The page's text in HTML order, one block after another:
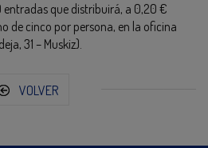
que distribuirá, a 0,20 €
de cinco por persona, en la oficina
31 – Muskiz).
VOLVER